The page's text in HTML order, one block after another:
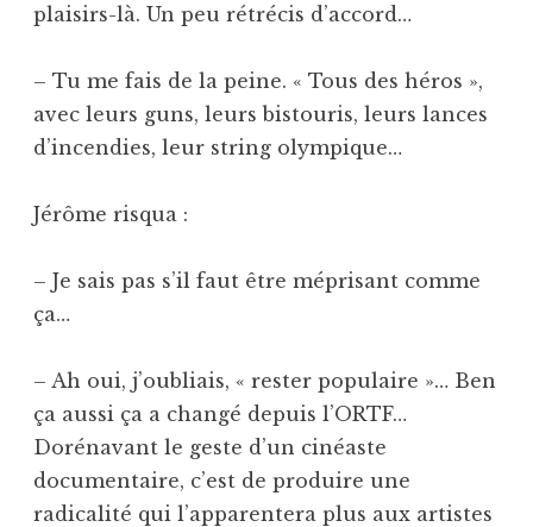
plaisirs-là. Un peu rétrécis d’accord…
– Tu me fais de la peine. « Tous des héros »,
avec leurs guns, leurs bistouris, leurs lances
d’incendies, leur string olympique…
Jérôme risqua :
– Je sais pas s’il faut être méprisant comme
ça…
– Ah oui, j’oubliais, « rester populaire »… Ben
ça aussi ça a changé depuis l’ORTF…
Dorénavant le geste d’un cinéaste
documentaire, c’est de produire une
radicalité qui l’apparentera plus aux artistes